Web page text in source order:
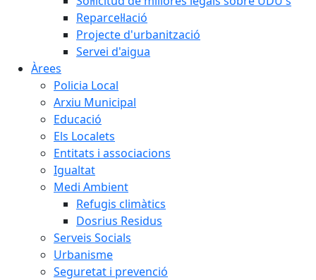
Reparcel·lació
Projecte d'urbanització
Servei d'aigua
Àrees
Policia Local
Arxiu Municipal
Educació
Els Localets
Entitats i associacions
Igualtat
Medi Ambient
Refugis climàtics
Dosrius Residus
Serveis Socials
Urbanisme
Seguretat i prevenció